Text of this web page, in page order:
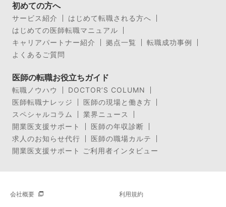
初めての方へ
サービス紹介
はじめて転職される方へ
はじめての医師転職マニュアル
キャリアパートナー紹介
拠点一覧
転職成功事例
よくあるご質問
医師の転職お役立ちガイド
転職ノウハウ
DOCTOR’S COLUMN
医師転職ナレッジ
医師の現場と働き方
スペシャルコラム
業界ニュース
開業医支援サポート
医師の年収診断
求人のお知らせ代行
医師の職場カルテ
開業医支援サポート ご利用者インタビュー
会社概要 利用規約